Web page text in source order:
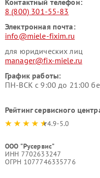
Контактный телефон:
8 (800) 301-55-83
Электронная почта:
info@miele-fixim.ru
для юридических лиц
manager@fix-miele.ru
График работы:
ПН-ВСК с 9:00 до 21:00
Рейтинг сервисного
4.9-5.0
ООО "Русервис"
ИНН 7702633247
ОГРН 1077746335776